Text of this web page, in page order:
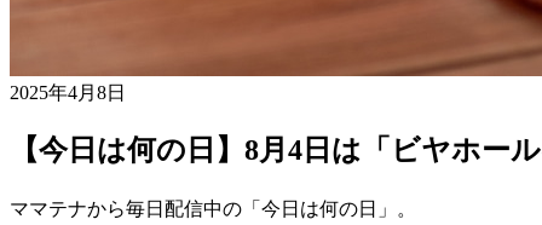
2025年4月8日
【今日は何の日】8月4日は「ビヤホー
ママテナから毎日配信中の「今日は何の日」。